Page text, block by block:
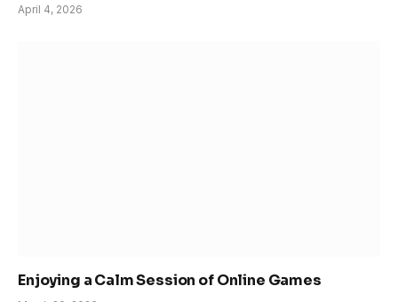
April 4, 2026
Enjoying a Calm Session of Online Games